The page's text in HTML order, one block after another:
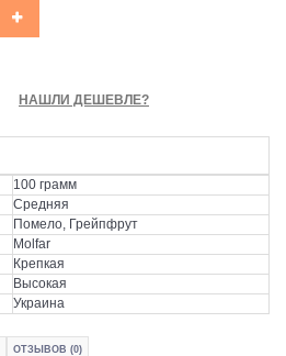
НАШЛИ ДЕШЕВЛЕ?
100 грамм
Средняя
Помело, Грейпфрут
Molfar
Крепкая
Высокая
Украина
ОТЗЫВОВ (0)